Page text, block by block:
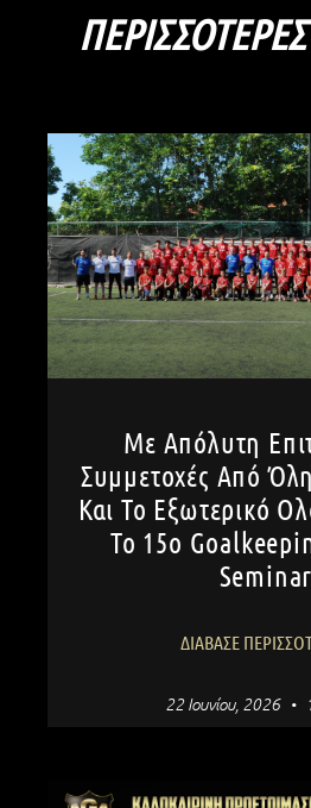
Με Απόλυτη
Συμμετοχές Από
Και Το Εξωτερικό
Το 15ο
Seminar
ΔΙΆΒΑΣΕ
22 Ιουνίου, 2026